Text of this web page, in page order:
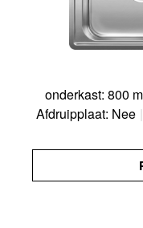
onderkast: 800
Afdruipplaat: Nee |